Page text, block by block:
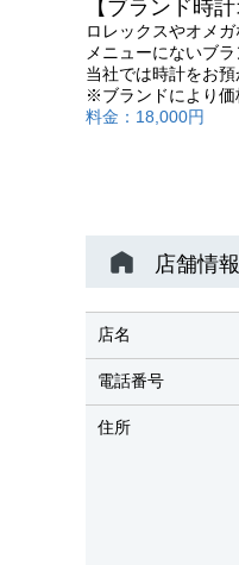
【ブランド時
ロレックスやオメ
メニューにないブ
当社では時計をお
※ブランドにより価
料金：18,000円
店舗情報
店名
電話番号
住所